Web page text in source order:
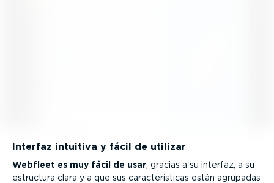
Interfaz intuitiva y fácil de utilizar
Webfleet es muy fácil de usar , gracias a su interfaz, a su
estructura clara y a que sus carac­te­rís­ticas están agrupadas